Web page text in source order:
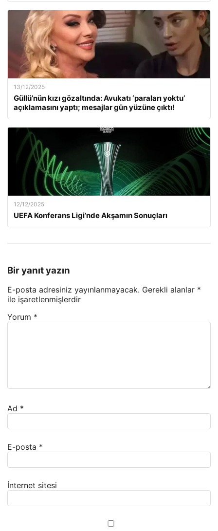
13/12/2025
Güllü’nün kızı gözaltında: Avukatı ‘paraları yoktu’
açıklamasını yaptı; mesajlar gün yüzüne çıktı!
12/12/2025
UEFA Konferans Ligi’nde Akşamın Sonuçları
Bir yanıt yazın
E-posta adresiniz yayınlanmayacak. Gerekli alanlar *
ile işaretlenmişlerdir
Yorum *
Ad *
E-posta *
İnternet sitesi